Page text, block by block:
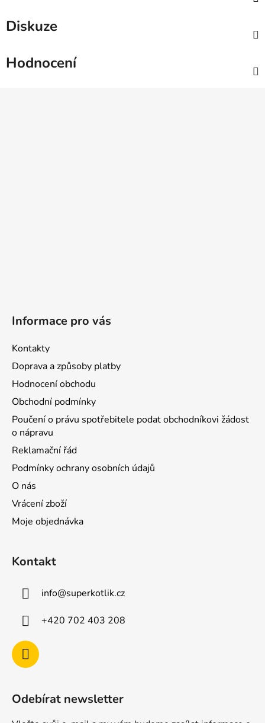
Diskuze
Hodnocení
Informace pro vás
Kontakty
Doprava a způsoby platby
Hodnocení obchodu
Obchodní podmínky
Poučení o právu spotřebitele podat obchodníkovi žádost
o nápravu
Reklamační řád
Podmínky ochrany osobních údajů
O nás
Vrácení zboží
Moje objednávka
Kontakt
info@superkotlik.cz
+420 702 403 208
Odebírat newsletter